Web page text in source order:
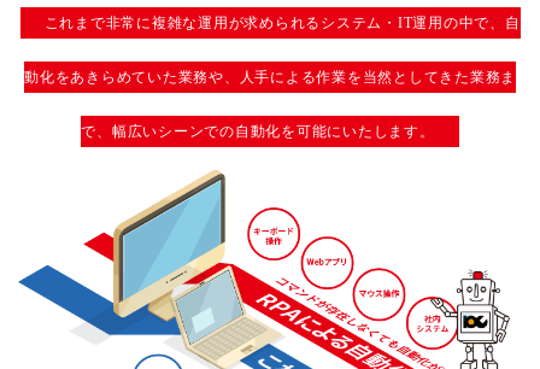
これまで非常に複雑な運用が求められるシステム・IT運用の中で、自
動化をあきらめていた業務や、 人手による作業を当然としてきた業務ま
で、幅広いシーンでの自動化を可能にいたします。